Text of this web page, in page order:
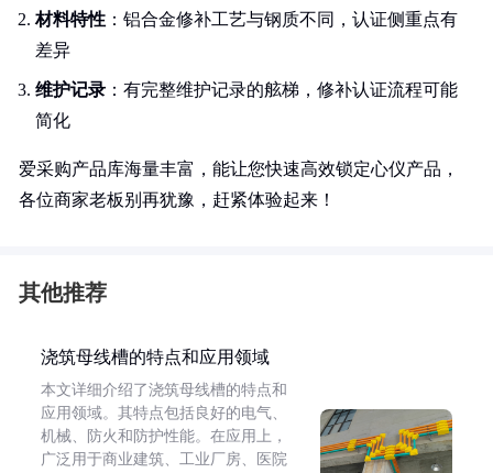
材料特性 ：铝合金修补工艺与钢质不同，认证侧重点有
差异
维护记录 ：有完整维护记录的舷梯，修补认证流程可能
简化
爱采购产品库海量丰富，能让您快速高效锁定心仪产品，
各位商家老板别再犹豫，赶紧体验起来！
其他推荐
浇筑母线槽的特点和应用领域
本文详细介绍了浇筑母线槽的特点和
应用领域。其特点包括良好的电气、
机械、防火和防护性能。在应用上，
广泛用于商业建筑、工业厂房、医院